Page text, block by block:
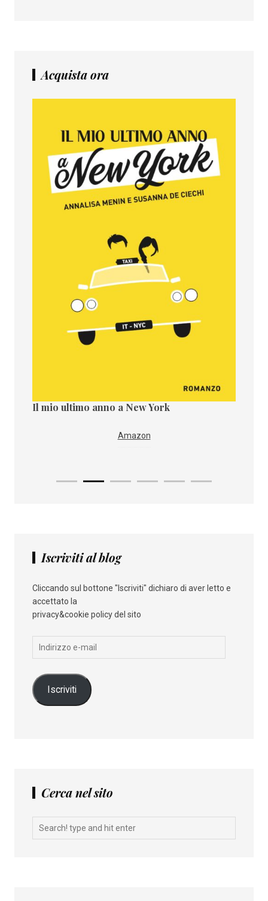
Acquista ora
Il mio ultimo anno a New York
Amazon
Iscriviti al blog
Cliccando sul bottone "Iscriviti" dichiaro di aver letto e
accettato la
privacy&cookie policy del sito
Indirizzo
Iscriviti
Cerca nel sito